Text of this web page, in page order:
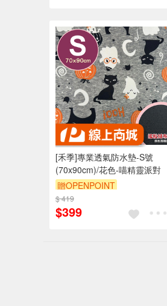
[禾季]專業透氣防水墊-S號
(70x90cm)/花色-喵精靈派對
贈OPENPOINT
訂單滿 2000 元折抵 100元
（運費不算在 2000 元的範圍
$ 419
$399